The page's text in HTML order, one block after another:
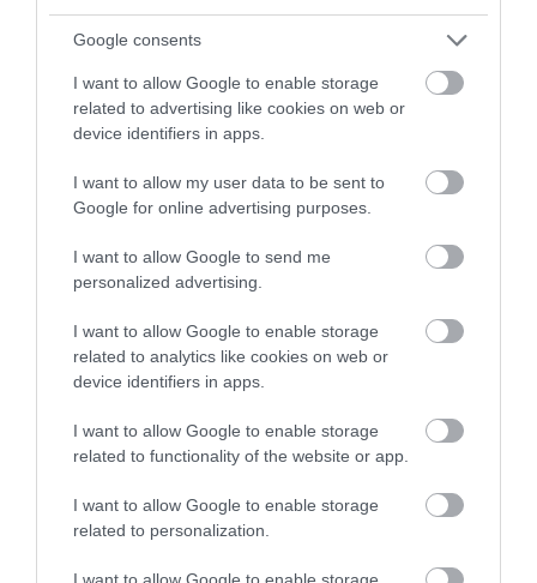
Google consents
I want to allow Google to enable storage
related to advertising like cookies on web or
device identifiers in apps.
I want to allow my user data to be sent to
Google for online advertising purposes.
I want to allow Google to send me
personalized advertising.
I want to allow Google to enable storage
related to analytics like cookies on web or
device identifiers in apps.
I want to allow Google to enable storage
related to functionality of the website or app.
I want to allow Google to enable storage
related to personalization.
I want to allow Google to enable storage
A nyári erkély sok növénynek nem idilli kis
2026. JÚNIUS 29. ● OLÁH-BEBESI BORBÁLA